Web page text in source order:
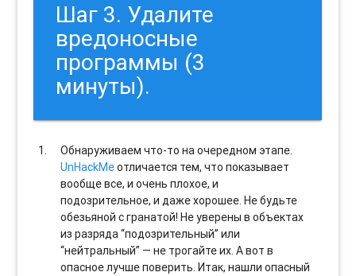
Шаг 3. Удалите
вредоносные
программы (3
минуты).
Обнаруживаем что-то на очередном этапе.
UnHackMeотличается тем, что показывает
вообще все, и очень плохое, и
подозрительное, и даже хорошее. Не будьте
обезьяной с гранатой! Не уверены в объектах
из разряда “подозрительный” или
“нейтральный” — не трогайте их. А вот в
опасное лучше поверить. Итак, нашли опасный